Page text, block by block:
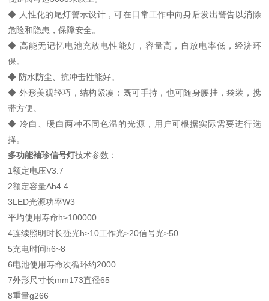
◆ 人性化的尾灯警示设计，可在日常工作中向身后发出警告以消除
危险和隐患，保障安全。
◆ 高能无记忆电池充放电性能好，容量高，自放电率低，经济环
保。
◆ 防水防尘、抗冲击性能好。
◆ 外形美观轻巧，结构紧凑；既可手持，也可随身腰挂，袋装，携
带方便。
◆ 冷白、暖白两种不同色温的光源，用户可根据实际需要进行选
择。
多功能袖珍信号灯技术参数：
1额定电压V3.7
2额定容量Ah4.4
3LED光源功率W3
平均使用寿命h≥100000
4连续照明时长强光h≥10工作光≥20信号光≥50
5充电时间h6~8
6电池使用寿命次循环约2000
7外形尺寸长mm173直径65
8重量g266